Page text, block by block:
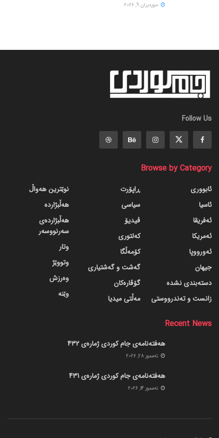
حوزه‌یران 9, 2026
Follow Us
Browse by Category
ئابووری
ئاسیا
ئەفریقا
ئەمریکا
ئەورووپا
جیهان
دسته‌بندی نشده
زانست و تەندرووستی
ڕاپۆرت
سیاسی
ڤیدیۆ
کەلتوری
کۆمەڵگا
گه‌شت و گه‌شتیاری
گۆڤاره‌کان
مەڵتی میدیا
نوێترین هەواڵ
هەڵبژاردە
هەڵبژاردەی
سەرنووسەر
وتار
وتووێژ
وەرزش
وێنە
Recent News
هەفتەنامەی جام کوردی ژمارەی 432
ته‌مموز 28, 2026
هەفتەنامەی جام کوردی ژمارەی 431
ته‌مموز 14, 2026